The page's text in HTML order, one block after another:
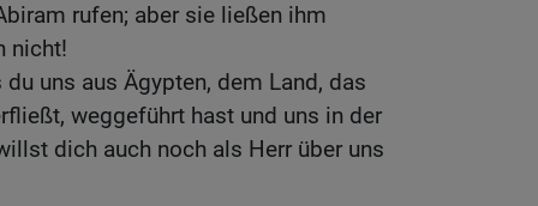
rufen; aber sie ließen ihm
nicht!
uns aus Ägypten, dem Land, das
weggeführt hast und uns in der
dich auch noch als Herr über uns